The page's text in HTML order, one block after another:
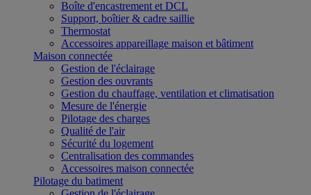
Boîte d'encastrement et DCL
Support, boîtier & cadre saillie
Thermostat
Accessoires appareillage maison et bâtiment
Maison connectée
Gestion de l'éclairage
Gestion des ouvrants
Gestion du chauffage, ventilation et climatisation
Mesure de l'énergie
Pilotage des charges
Qualité de l'air
Sécurité du logement
Centralisation des commandes
Accessoires maison connectée
Pilotage du batiment